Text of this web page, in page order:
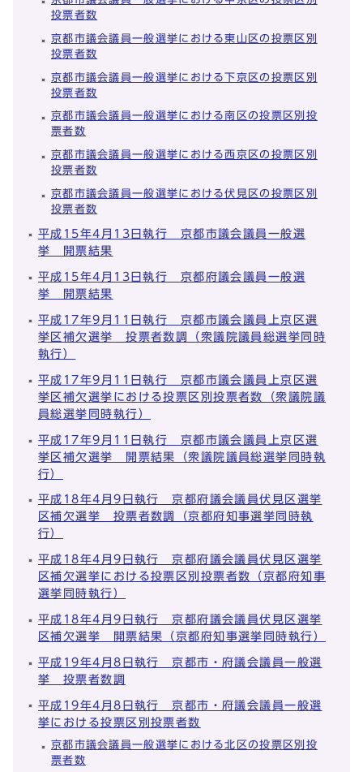
投票者数
京都市議会議員一般選挙における東山区の投票区別
投票者数
京都市議会議員一般選挙における下京区の投票区別
投票者数
京都市議会議員一般選挙における南区の投票区別投
票者数
京都市議会議員一般選挙における西京区の投票区別
投票者数
京都市議会議員一般選挙における伏見区の投票区別
投票者数
平成15年4月13日執行 京都市議会議員一般選
挙 開票結果
平成15年4月13日執行 京都府議会議員一般選
挙 開票結果
平成17年9月11日執行 京都市議会議員上京区選
挙区補欠選挙 投票者数調（衆議院議員総選挙同時
執行）
平成17年9月11日執行 京都市議会議員上京区選
挙区補欠選挙における投票区別投票者数（衆議院議
員総選挙同時執行）
平成17年9月11日執行 京都市議会議員上京区選
挙区補欠選挙 開票結果（衆議院議員総選挙同時執
行）
平成18年4月9日執行 京都府議会議員伏見区選挙
区補欠選挙 投票者数調（京都府知事選挙同時執
行）
平成18年4月9日執行 京都府議会議員伏見区選挙
区補欠選挙における投票区別投票者数（京都府知事
選挙同時執行）
平成18年4月9日執行 京都府議会議員伏見区選挙
区補欠選挙 開票結果（京都府知事選挙同時執行）
平成19年4月8日執行 京都市・府議会議員一般選
挙 投票者数調
平成19年4月8日執行 京都市・府議会議員一般選
挙における投票区別投票者数
京都市議会議員一般選挙における北区の投票区別投
票者数